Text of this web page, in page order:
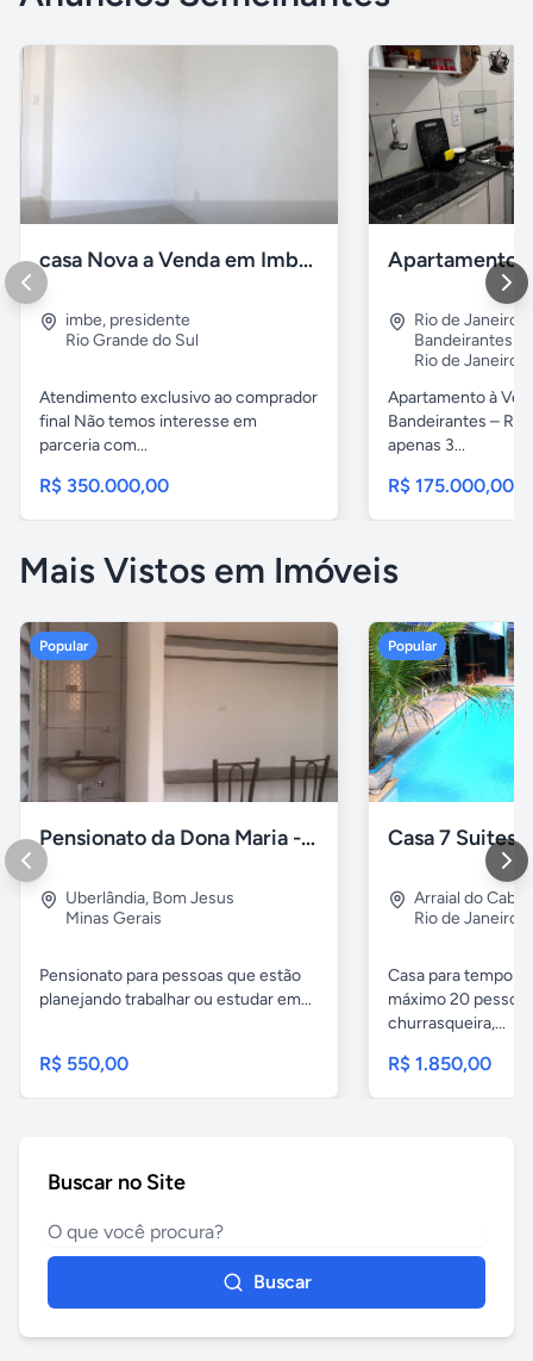
casa Nova a Venda em Imbé / rs
imbe, presidente
Rio Grande do Sul
Atendimento exclusivo ao comprador
final Não temos interesse em
parceria com...
R$ 350.000,00
Rio de Janeiro
Bandeirantes
Rio de Janeiro
Apartamento à
Bandeirantes – Rio
apenas 3...
R$ 175.000,00
Mais Vistos em Imóveis
Popular
Pensionato da Dona Maria - Uberlândia/MG
Uberlândia, Bom Jesus
Minas Gerais
Pensionato para pessoas que estão
planejando trabalhar ou estudar em...
R$ 550,00
Popular
Arraial do Cabo
Rio de Janeiro
Casa para
máximo 20
churrasqueira,...
R$ 1.850,00
Buscar no Site
Buscar